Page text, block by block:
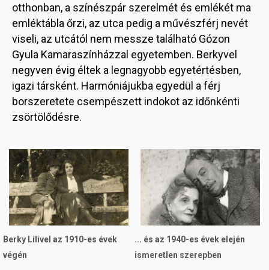
otthonban, a színészpár szerelmét és emlékét ma
emléktábla őrzi, az utca pedig a művészférj nevét
viseli, az utcától nem messze található Gózon
Gyula Kamaraszínházzal egyetemben. Berkyvel
negyven évig éltek a legnagyobb egyetértésben,
igazi társként. Harmóniájukba egyedül a férj
borszeretete csempészett indokot az időnkénti
zsörtölődésre.
Image
Berky Lilivel az 1910-es évek
végén
Image
... és az 1940-es évek elején
ismeretlen szerepben